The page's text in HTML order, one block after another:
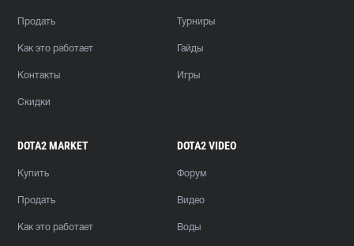
Продать
Как это работает
Контакты
Скидки
Турниры
Гайды
Игры
DOTA2 MARKET
Купить
Продать
Как это работает
DOTA2 VIDEO
Форум
Видео
Воды